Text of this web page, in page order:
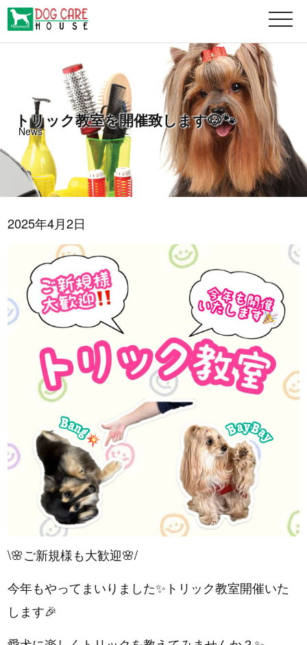
MENU
トリック教室を開催致します🐶🐾
News
2025年4月2日
\🌸ご新規様も大歓迎🌸/
今年もやってまいりました✨トリック教室開催いた
します🎉